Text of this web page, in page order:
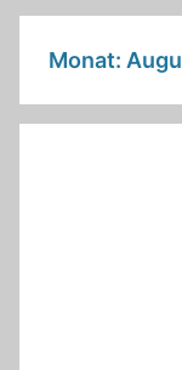
Monat: